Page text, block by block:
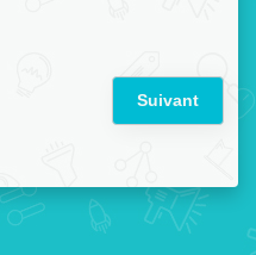
Suivant